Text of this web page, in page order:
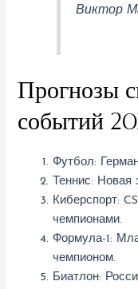
Виктор
Прогнозы
событий
Футбол:
Теннис: Новая
Киберспорт:
чемпионами.
Формула-1:
чемпионом.
Биатлон: